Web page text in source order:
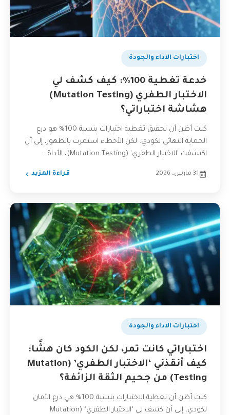
اختبارات الاداء والجودة
خدعة تغطية 100%: كيف كشف لي
الاختبار الطفري (Mutation Testing)
هشاشة اختباراتي؟
كنت أظن أن تحقيق تغطية اختبارات بنسبة 100% هو درع
الحماية النهائي لكودي. لكن الأخطاء استمرت بالظهور، إلى أن
اكتشفت 'الاختبار الطفري' (Mutation Testing)، الأداة...
31 مارس، 2026 قراءة المزيد
اختبارات الاداء والجودة
اختباراتي كانت تمر، لكن الكود كان هشًا:
كيف أنقذني ‘الاختبار الطفري’ (Mutation
Testing) من جحيم الثقة الزائفة؟
كنت أظن أن تغطية الاختبارات بنسبة 100% هي درع الأمان
لكودي، إلى أن كشف لي "الاختبار الطفري" (Mutation